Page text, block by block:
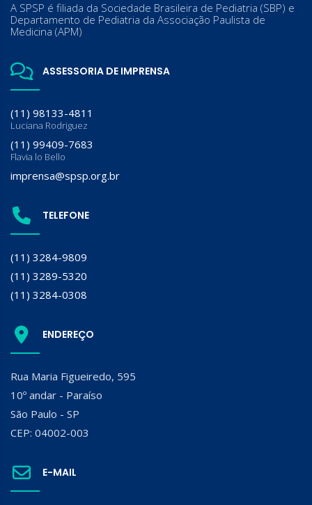
A SPSP é filiada da Sociedade Brasileira de Pediatria (SBP) e
Departamento de Pediatria da Associação Paulista de
Medicina (APM)
ASSESSORIA DE IMPRENSA
(11) 98133-4811
Luciana Rodriguez
(11) 99409-7683
Flavia lo Bello
imprensa@spsp.org.br
TELEFONE
(11) 3284-9809
(11) 3289-5320
(11) 3284-0308
ENDEREÇO
Rua Maria Figueiredo, 595
10º andar - Paraíso
São Paulo - SP
CEP: 04002-003
E-MAIL